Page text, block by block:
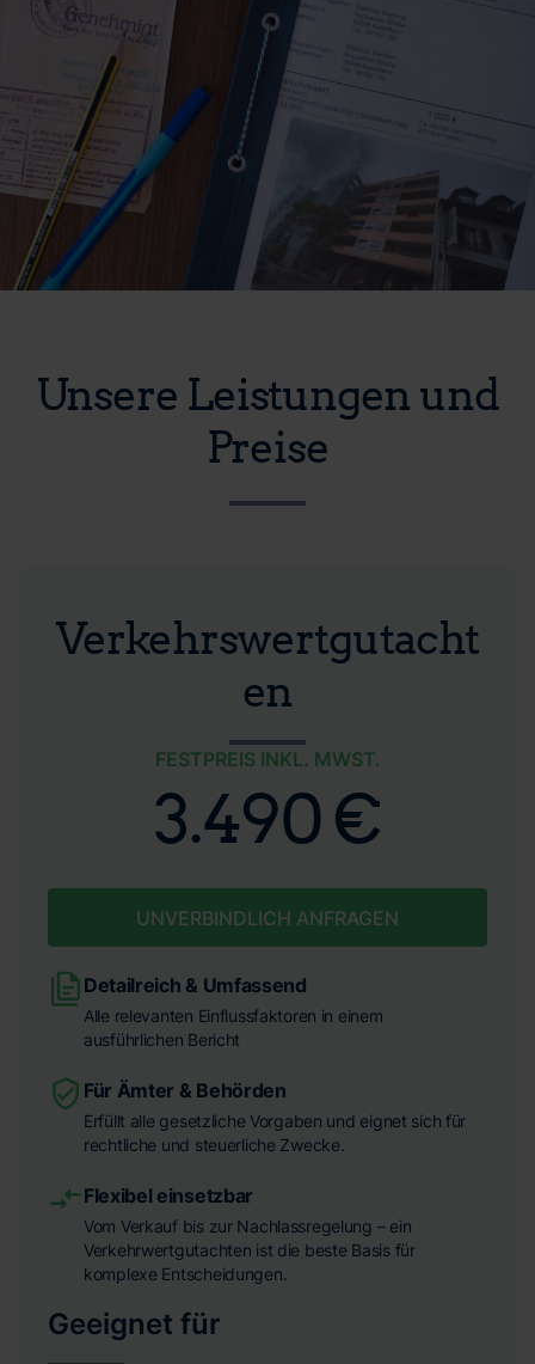
Unsere Leistungen und
Preise
Verkehrswertgutacht
en
FESTPREIS INKL. MWST.
3.490 €
UNVERBINDLICH ANFRAGEN
Detailreich & Umfassend
Alle relevanten Einflussfaktoren in einem
ausführlichen Bericht
Für Ämter & Behörden
Erfüllt alle gesetzliche Vorgaben und eignet sich für
rechtliche und steuerliche Zwecke.
Flexibel einsetzbar
Vom Verkauf bis zur Nachlassregelung – ein
Verkehrwertgutachten ist die beste Basis für
komplexe Entscheidungen.
Geeignet für